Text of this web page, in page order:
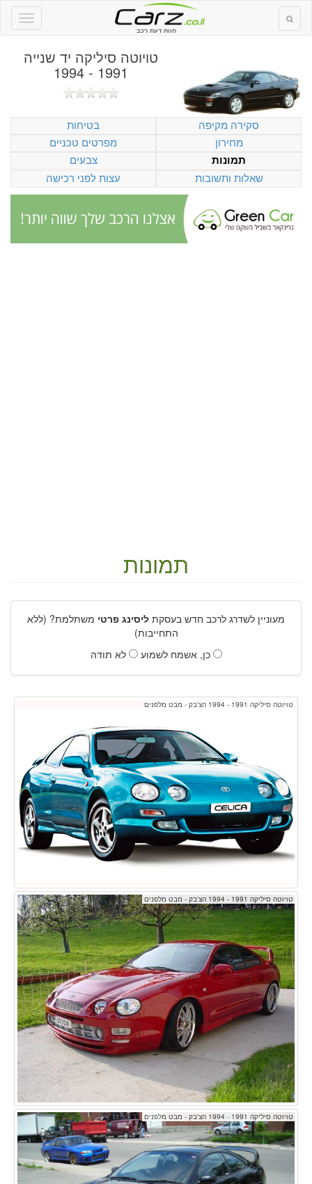
חוות דעת רכב
טויוטה סיליקה יד שנייה
1991 - 1994
סקירה מקיפה
בטיחות
מחירון
מפרטים טכניים
תמונות
צבעים
שאלות ותשובות
עצות לפני רכישה
תמונות
מעוניין לשדרג לרכב חדש בעסקת ליסינג פרטי משתלמת? (ללא
התחייבות)
כן, אשמח לשמוע
לא תודה
טויוטה סיליקה 1991 - 1994 הצ'בק - מבט מלפנים
טויוטה סיליקה 1991 - 1994 הצ'בק - מבט מלפנים
טויוטה סיליקה 1991 - 1994 הצ'בק - מבט מלפנים